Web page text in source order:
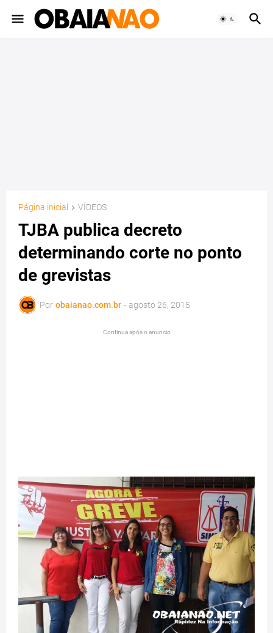
Página inicial VÍDEOS
TJBA publica decreto
determinando corte no ponto
de grevistas
Por obaianao.com.br - agosto 26, 2015
Continua após o anuncio